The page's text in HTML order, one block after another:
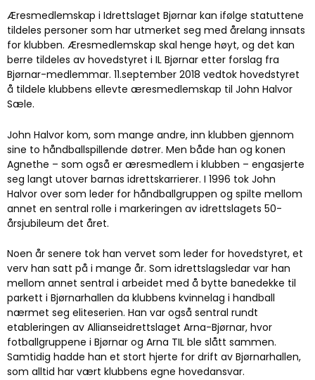
Æresmedlemskap i Idrettslaget Bjørnar kan ifølge statuttene
tildeles personer som har utmerket seg med årelang innsats
for klubben. Æresmedlemskap skal henge høyt, og det kan
berre tildeles av hovedstyret i IL Bjørnar etter forslag fra
Bjørnar-medlemmar. 11.september 2018 vedtok hovedstyret
å tildele klubbens ellevte æresmedlemskap til John Halvor
Sæle.
John Halvor kom, som mange andre, inn klubben gjennom
sine to håndballspillende døtrer. Men både han og konen
Agnethe – som også er æresmedlem i klubben – engasjerte
seg langt utover barnas idrettskarrierer. I 1996 tok John
Halvor over som leder for håndballgruppen og spilte mellom
annet en sentral rolle i markeringen av idrettslagets 50-
årsjubileum det året.
Noen år senere tok han vervet som leder for hovedstyret, et
verv han satt på i mange år. Som idrettslagsledar var han
mellom annet sentral i arbeidet med å bytte banedekke til
parkett i Bjørnarhallen da klubbens kvinnelag i handball
nærmet seg eliteserien. Han var også sentral rundt
etableringen av Allianseidrettslaget Arna-Bjørnar, hvor
fotballgruppene i Bjørnar og Arna TIL ble slått sammen.
Samtidig hadde han et stort hjerte for drift av Bjørnarhallen,
som alltid har vært klubbens egne hovedansvar.